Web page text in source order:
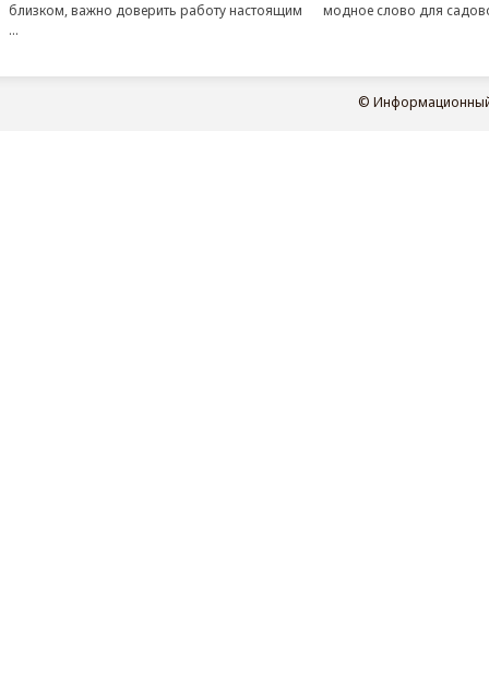
близком, важно доверить работу настоящим
...
модное слово для
© Информационный